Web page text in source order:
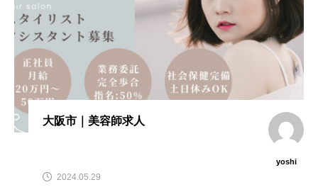
大阪市｜美容師求人
yoshi
2024.05.29